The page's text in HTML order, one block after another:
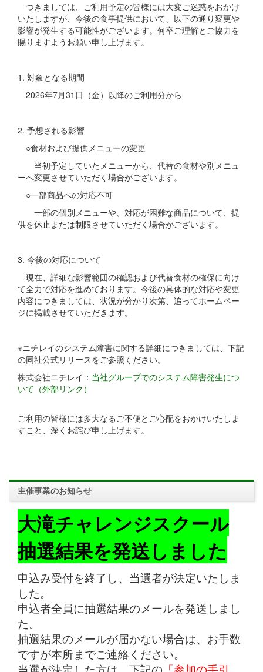
つきましては、ご利用予定の皆様には大変ご迷惑をおかけ
いたしますが、今後の食事提供において、以下の通り変更や
影響が発生する可能性がございます。何卒ご理解とご協力を
賜りますようお願い申し上げます。
1. 対象となる期間
2026年7月31日（金）以降のご利用分から
2. 予想される影響
○食材および提供メニューの変更
当初予定していたメニューから、代替の食材や別メニュ
ーへ変更させていただく場合がございます。
○一部商品への対応不可
一部の個別メニューや、対応が困難な商品について、提
供を休止または制限させていただく場合がございます。
3. 今後の対応について
現在、詳細な影響範囲の確認および代替食材の確保に向け
て全力で対応を進めております。今後の具体的な対応や変更
内容につきましては、状況が分かり次第、追ってホームペー
ジに掲載させていただきます。
※ニチレイのシステム障害に関する詳細につきましては、下記
の同社公式リリースをご参照ください。
株式会社ニチレイ： 当社グループでのシステム障害発生につ
いて（外部リンク）
ご利用の皆様には多大なるご不便とご心配をおかけいたしま
すこと、深くお詫び申し上げます。
主催事業のお知らせ
大滝チャレンジスクール
抽選結果を発送しました
申込み受付を終了し、当選者が決定いたしま
した。
申込者全員に抽選結果のメールを発送しまし
た。
抽選結果のメールが届かない場合は、お手数
ですが本所までご連絡ください。